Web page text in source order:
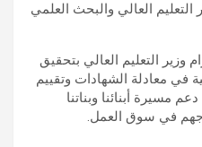
التعليم العالي والبحث العلمي
وزير التعليم العالي بتحقيق
في معادلة الشهادات وتقييم
مسيرة أبنائنا وبناتنا
في سوق العمل.